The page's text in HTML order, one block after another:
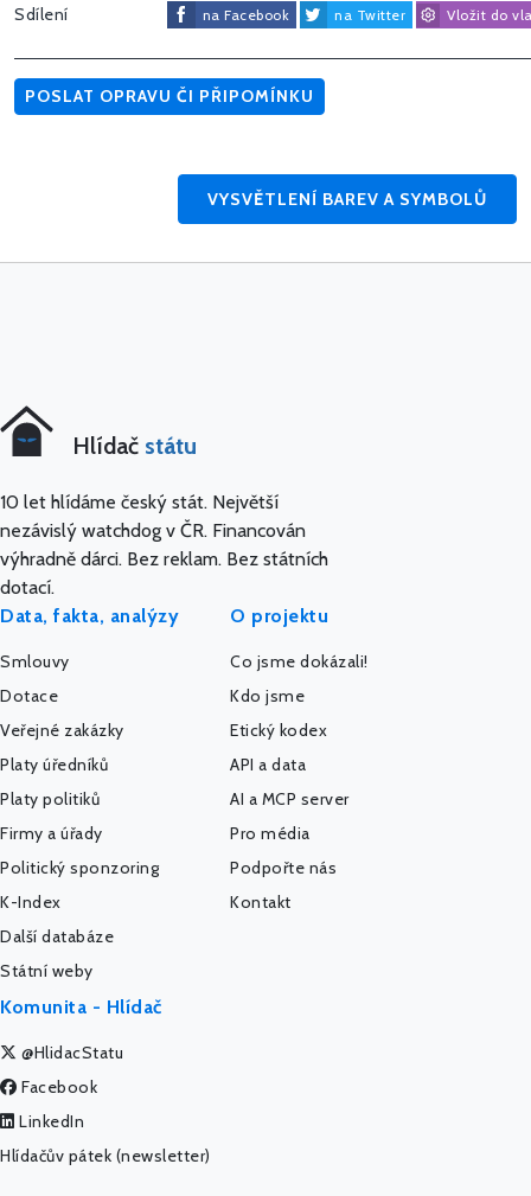
Sdílení na Facebook na Twitter Vložit do
POSLAT OPRAVU ČI PŘIPOMÍNKU
VYSVĚTLENÍ BAREV A SYMBOLŮ
Hlídač státu
10 let hlídáme český stát. Největší
nezávislý watchdog v ČR. Financován
výhradně dárci. Bez reklam. Bez státních
dotací.
Data, fakta, analýzy
Smlouvy
Dotace
Veřejné zakázky
Platy úředníků
Platy politiků
Firmy a úřady
Politický sponzoring
K-Index
Další databáze
Státní weby
O projektu
Co jsme dokázali!
Kdo jsme
Etický kodex
API a data
AI a MCP server
Pro média
Podpořte nás
Kontakt
Komunita - Hlídač
@HlidacStatu
Facebook
LinkedIn
Hlídačův pátek (newsletter)